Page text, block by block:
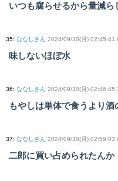
いつも腐らせるから量減ら
35: ななしさん 2024/09/30(月)
味しないほぼ水
36: ななしさん 2024/09/30(月)
もやしは単体で食うより
37: ななしさん 2024/09/30(月)
二郎に買い占められたんか